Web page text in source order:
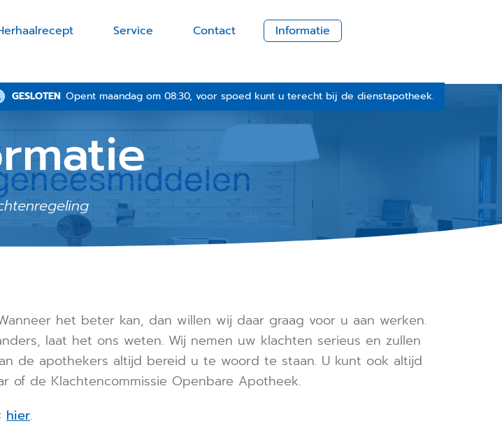
Service Contact
Informatie
GESLOTEN Opent maandag om 08:30, voor spoed kunt u terecht bij de dienstapotheek.
het beter kan, dan willen wij daar graag voor u aan werken.
laat het ons weten. Wij nemen uw klachten serieus en zullen
de apothekers altijd bereid u te woord te staan. U kunt ook altijd
of de Klachtencommissie Openbare Apotheek.
hier.